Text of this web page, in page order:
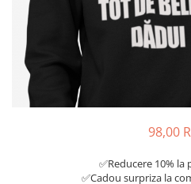
Tricouri Animalute
Tricouri Stari
Tricouri Gameri
Tricouri Mesaje Virale
Tricouri Vesele
Tricouri Zicale Romanesti98,00
✅Reducere 10% la
✅Cadou surpriza la